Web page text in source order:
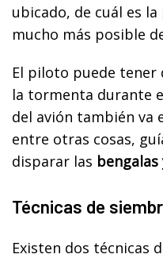
ubicado, de cuál es la
mucho más posible
El piloto puede
la tormenta durante
del avión también va
entre otras cosas,
disparar las
Técnicas de
Existen dos técnicas